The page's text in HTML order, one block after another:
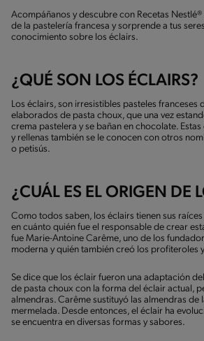
Acompáñanos y descubre con Recetas
de la pastelería francesa y sorprende a tus
conocimiento sobre los éclairs.
¿QUÉ SON LOS ÉCLAIRS?
Los éclairs, son irresistibles pasteles franceses
elaborados de pasta choux, que una vez
crema pastelera y se bañan en chocolate.
y rellenas también se le conocen con otros
o petisús.
¿CUÁL ES EL ORIGEN DE
Como todos saben, los éclairs tienen sus
en cuánto quién fue el responsable de crear
fue Marie-Antoine Carême, uno de los
moderna y quién también creó los profiteroles
Se dice que los éclair fueron una adaptación
de pasta choux con la forma del éclair actual,
almendras. Carême sustituyó las almendras
mermelada. Desde entonces, el éclair ha
se encuentra en diversas formas y sabores.